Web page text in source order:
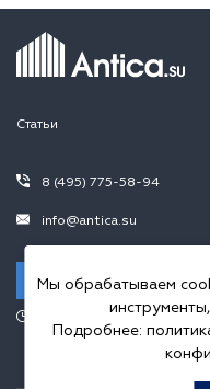
Статьи
8 (495) 775-58-94
info@antica.su
Заказать звонок
Пн.-Пт. 10.00-20.00,
Сб.-Вс. 10.00-18.00
Мы обрабатываем
Подробнее: